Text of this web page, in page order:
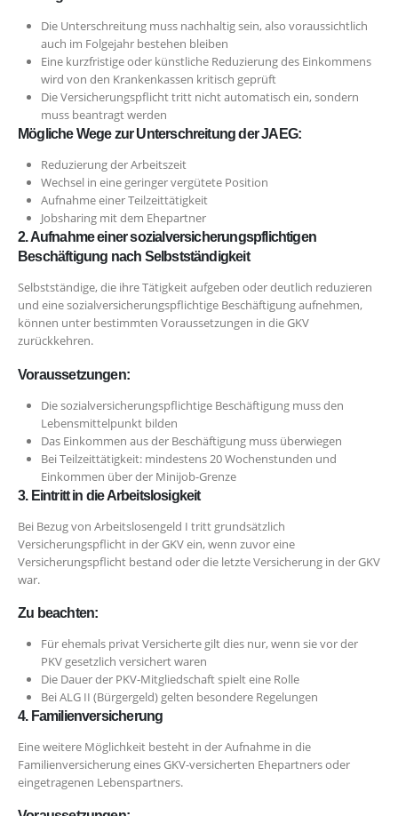
Die Unterschreitung muss nachhaltig sein, also voraussichtlich
auch im Folgejahr bestehen bleiben
Eine kurzfristige oder künstliche Reduzierung des Einkommens
wird von den Krankenkassen kritisch geprüft
Die Versicherungspflicht tritt nicht automatisch ein, sondern
muss beantragt werden
Mögliche Wege zur Unterschreitung der JAEG:
Reduzierung der Arbeitszeit
Wechsel in eine geringer vergütete Position
Aufnahme einer Teilzeittätigkeit
Jobsharing mit dem Ehepartner
2. Aufnahme einer sozialversicherungspflichtigen
Beschäftigung nach Selbstständigkeit
Selbstständige, die ihre Tätigkeit aufgeben oder deutlich reduzieren
und eine sozialversicherungspflichtige Beschäftigung aufnehmen,
können unter bestimmten Voraussetzungen in die GKV
zurückkehren.
Voraussetzungen:
Die sozialversicherungspflichtige Beschäftigung muss den
Lebensmittelpunkt bilden
Das Einkommen aus der Beschäftigung muss überwiegen
Bei Teilzeittätigkeit: mindestens 20 Wochenstunden und
Einkommen über der Minijob-Grenze
3. Eintritt in die Arbeitslosigkeit
Bei Bezug von Arbeitslosengeld I tritt grundsätzlich
Versicherungspflicht in der GKV ein, wenn zuvor eine
Versicherungspflicht bestand oder die letzte Versicherung in der GKV
war.
Zu beachten:
Für ehemals privat Versicherte gilt dies nur, wenn sie vor der
PKV gesetzlich versichert waren
Die Dauer der PKV-Mitgliedschaft spielt eine Rolle
Bei ALG II (Bürgergeld) gelten besondere Regelungen
4. Familienversicherung
Eine weitere Möglichkeit besteht in der Aufnahme in die
Familienversicherung eines GKV-versicherten Ehepartners oder
eingetragenen Lebenspartners.